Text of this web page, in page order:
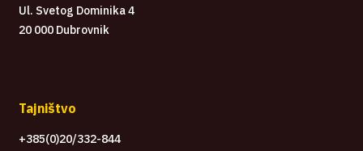
Ul. Svetog Dominika 4
20 000 Dubrovnik
Tajništvo
+385(0)20/332-844